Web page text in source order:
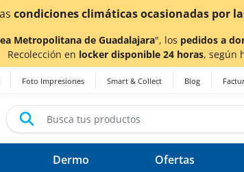
¡Ahora
Metropolitana de Guadalajara", los pedidos a
Recolección en locker disponible 24 horas, según
Foto Impresiones Smart & Collect Blog
Dermo Ofertas